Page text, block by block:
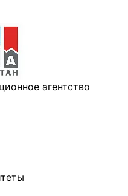
агентство